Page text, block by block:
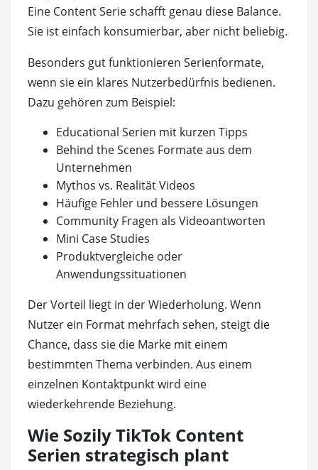
Eine Content Serie schafft genau diese Balance.
Sie ist einfach konsumierbar, aber nicht beliebig.
Besonders gut funktionieren Serienformate,
wenn sie ein klares Nutzerbedürfnis bedienen.
Dazu gehören zum Beispiel:
Educational Serien mit kurzen Tipps
Behind the Scenes Formate aus dem
Unternehmen
Mythos vs. Realität Videos
Häufige Fehler und bessere Lösungen
Community Fragen als Videoantworten
Mini Case Studies
Produktvergleiche oder
Anwendungssituationen
Der Vorteil liegt in der Wiederholung. Wenn
Nutzer ein Format mehrfach sehen, steigt die
Chance, dass sie die Marke mit einem
bestimmten Thema verbinden. Aus einem
einzelnen Kontaktpunkt wird eine
wiederkehrende Beziehung.
Wie Sozily TikTok Content
Serien strategisch plant